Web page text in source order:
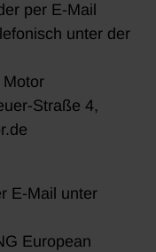
per E-Mail
unter der
Motor
Straße 4,
E-Mail unter
European